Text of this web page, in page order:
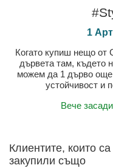
1
Когато купиш нещо от
дървета там, където
можем да 1 дърво още
устойчивост и
Вече
Клиентите, които
закупили също